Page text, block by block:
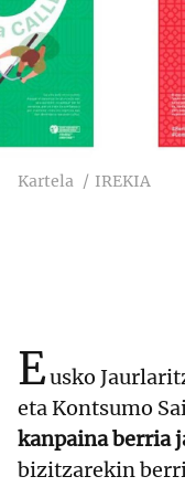
Kartela IREKIA
Eusko
eta Kontsumo
kanpaina berria
bizitzarekin